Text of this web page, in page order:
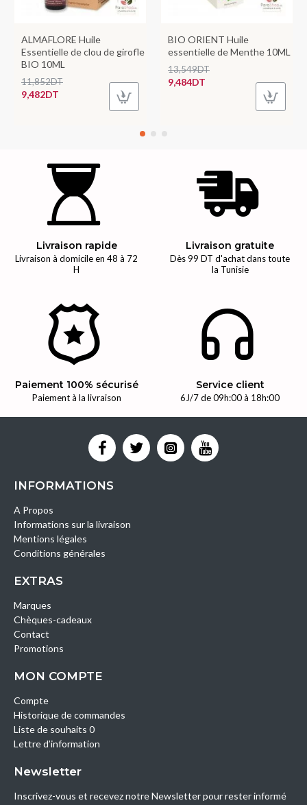
ALMAFLORE Huile
Essentielle de clou de girofle
BIO 10ML
9,482DT
11,852DT
BIO ORIENT Huile
essentielle de Menthe 10ML
9,484DT
13,549DT
Livraison rapide
Livraison à domicile en 48 à 72
H
Livraison gratuite
Dès 99 DT d'achat dans toute
la Tunisie
Paiement 100% sécurisé
Paiement à la livraison
Service client
6J/7 de 09h:00 à 18h:00
INFORMATIONS
A Propos
Informations sur la livraison
Mentions légales
Conditions générales
EXTRAS
Marques
Chèques-cadeaux
Contact
Promotions
MON COMPTE
Compte
Historique de commandes
Liste de souhaits 0
Lettre d’information
Newsletter
Inscrivez-vous et recevez notre Newsletter pour rester informé